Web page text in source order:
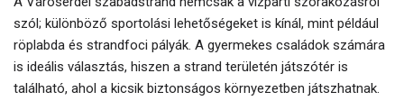
szól; különböző sportolási lehetőségeket is kínál, mint például
röplabda és strandfoci pályák. A gyermekes családok számára
is ideális választás, hiszen a strand területén játszótér is
található, ahol a kicsik biztonságos környezetben játszhatnak.